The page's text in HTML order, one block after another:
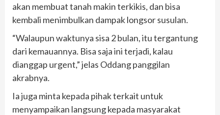
akan membuat tanah makin terkikis, dan bisa
kembali menimbulkan dampak longsor susulan.
“Walaupun waktunya sisa 2 bulan, itu tergantung
dari kemauannya. Bisa saja ini terjadi, kalau
dianggap urgent,” jelas Oddang panggilan
akrabnya.
Ia juga minta kepada pihak terkait untuk
menyampaikan langsung kepada masyarakat